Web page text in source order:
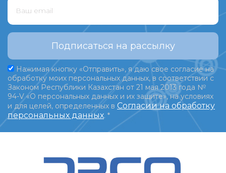
Подписаться на рассылку
Нажимая кнопку «Отправить», я даю свое согласие на
обработку моих персональных данных, в соответствии с
Законом Республики Казахстан от 21 мая 2013 года №
94-V «О персональных данных и их защите», на условиях
и для целей, определенных в Согласии на обработку
персональных данных. *